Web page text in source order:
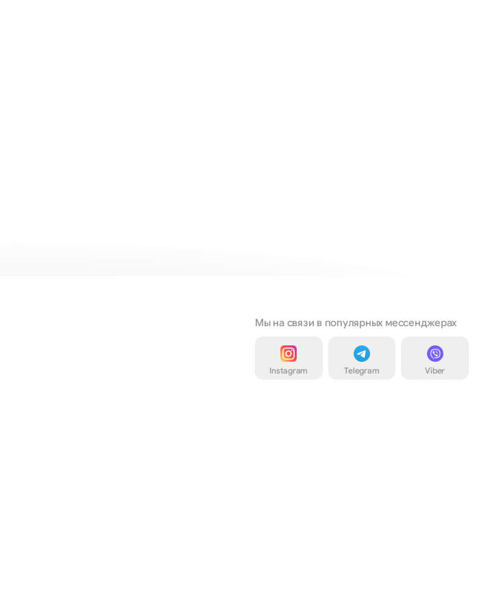
Мы на связи в популярных мессенджерах
Instagram Telegram Viber